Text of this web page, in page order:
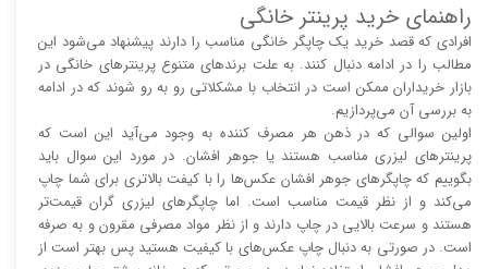
راهنمای خرید پرینتر خانگی
افرادی که قصد خرید یک چاپگر خانگی مناسب را دارند پیشنهاد می‌شود این
مطالب را در ادامه دنبال کنند. به علت برند‌های متنوع پرینتر‌های خانگی در
بازار خریداران ممکن است در انتخاب با مشکلاتی رو به رو شوند که در ادامه
به بررسی آن می‌پردازیم.
اولین سوالی که در ذهن هر مصرف کننده به وجود می‌آید این است که
پرینتر‌های لیزری مناسب هستند یا جوهر افشان. در مورد این سوال باید
بگوییم که چاپگر‌های جوهر افشان عکس‌ها را با کیفت بالا‌‌‌تری برای شما چاپ
می‌کند و از نظر قیمت مناسب است. اما چاپگر‌های لیزری گران قیمت‌تر
هستند و سرعت بالایی در چاپ دارند و از نظر مواد مصرفی مقرون و به صرفه
است. در صورتی به دنبال چاپ عکس‌های با کیفیت هستید پس بهتر است از